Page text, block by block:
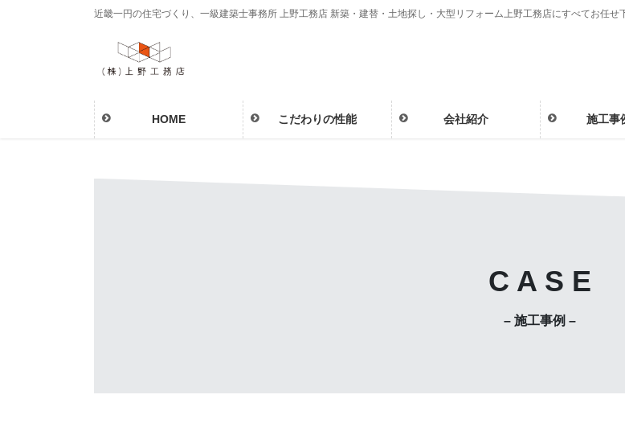
近畿一円の住宅づくり、一級建築士事務所 上野工務店 新築・建替・土地探し・大型リフォーム上野工務店にすべてお任せ
HOME こだわりの性能 会社紹介 施工事
C A S E
– 施工事例 –